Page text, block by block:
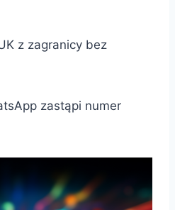
z zagranicy bez
zastąpi numer